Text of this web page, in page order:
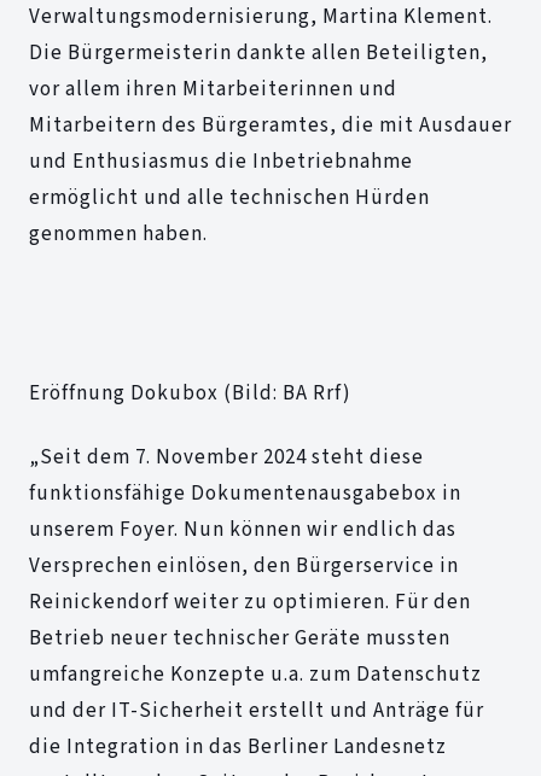
Verwaltungsmodernisierung, Martina Klement.
Die Bürgermeisterin dankte allen Beteiligten,
vor allem ihren Mitarbeiterinnen und
Mitarbeitern des Bürgeramtes, die mit Ausdauer
und Enthusiasmus die Inbetriebnahme
ermöglicht und alle technischen Hürden
genommen haben.
Eröffnung Dokubox (Bild: BA Rrf)
„Seit dem 7. November 2024 steht diese
funktionsfähige Dokumentenausgabebox in
unserem Foyer. Nun können wir endlich das
Versprechen einlösen, den Bürgerservice in
Reinickendorf weiter zu optimieren. Für den
Betrieb neuer technischer Geräte mussten
umfangreiche Konzepte u.a. zum Datenschutz
und der IT-Sicherheit erstellt und Anträge für
die Integration in das Berliner Landesnetz